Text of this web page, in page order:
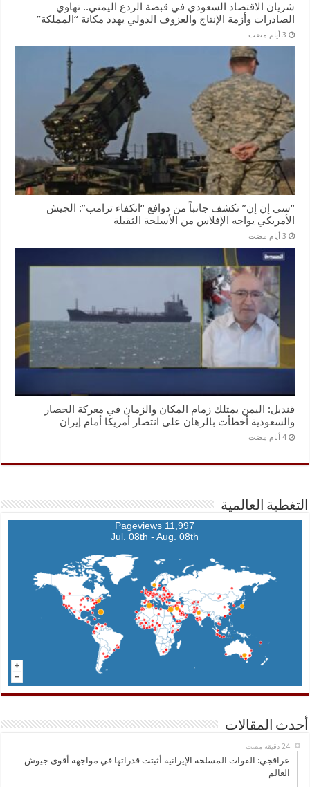
شريان الاقتصاد السعودي في قبضة الردع اليمني.. تهاوي
الصادرات وأزمة الإنتاج والعزوف الدولي يهدد مكانة “المملكة”
“سي إن إن” تكشف جانباً من دوافع “انكفاء ترامب”: الجيش
الأمريكي يواجه الإفلاس من الأسلحة الثقيلة
قنديل: اليمن يمتلك زمام المكان والزمان في معركة الحصار
والسعودية أخطأت بالرهان على انتصار أمريكا أمام إيران
‏4 أيام مضت
التغطية العالمية
11,997 Pageviews
Jul. 08th - Aug. 08th
أحدث المقالات
‏24 دقيقة مضت
عراقجي: القوات المسلحة الإيرانية أثبتت قدراتها في مواجهة أقوى جيوش
العالم